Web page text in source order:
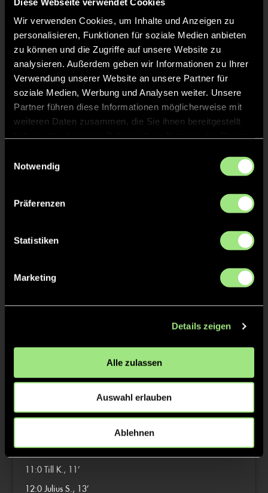
Wir verwenden Cookies, um Inhalte und Anzeigen zu
personalisieren, Funktionen für soziale Medien anbieten
zu können und die Zugriffe auf unsere Website zu
analysieren. Außerdem geben wir Informationen zu Ihrer
Verwendung unserer Website an unsere Partner für
soziale Medien, Werbung und Analysen weiter. Unsere
Partner führen diese Informationen möglicherweise mit
weiteren Daten zusammen, die Sie ihnen bereitgestellt
Notwendig
Präferenzen
Statistiken
Marketing
Details zeigen
Alle zulassen
Auswahl erlauben
Ablehnen
Staff
Daniela DALLMANN
Carl OLDENBURG
TW = Torwart & ETW = Ersatztorwart, K = Kapitän
Tore & Karten
2:0 Viktor S., 1’
6:0 Julius S., 4’
9:0 Moritz E., 9’
10:0 Leo B., 10’
11:0 Till K., 11’
12:0 Julius S., 13’